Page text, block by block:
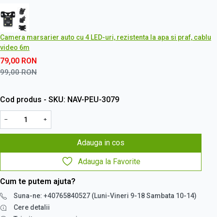
Camera marsarier auto cu 4 LED-uri, rezistenta la apa si praf, cablu
video 6m
79,00 RON
99,00RON
Cod produs - SKU NAV-PEU-3079
− +
Adauga in cos
Adauga la Favorite
Cum te putem ajuta?
Suna-ne: +40765840527 (Luni-Vineri 9-18 Sambata 10-14)
Cere detalii